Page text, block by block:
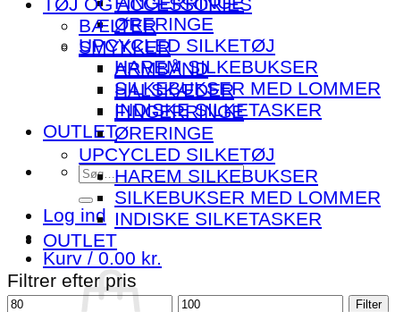
ØRERINGE
UPCYCLED SILKETØJ
HAREM SILKEBUKSER
SILKEBUKSER MED LOMMER
INDISKE SILKETASKER
OUTLET
Søg
efter:
Log ind
Kurv / 0.00 kr.
BÆLTER
SMYKKER
ARMBÅND
HALSKÆDER
FINGERRINGE
ØRERINGE
UPCYCLED SILKETØJ
HAREM SILKEBUKSER
SILKEBUKSER MED LOMMER
INDISKE SILKETASKER
OUTLET
Filtrer efter pris
Mindste
Højeste
Filter